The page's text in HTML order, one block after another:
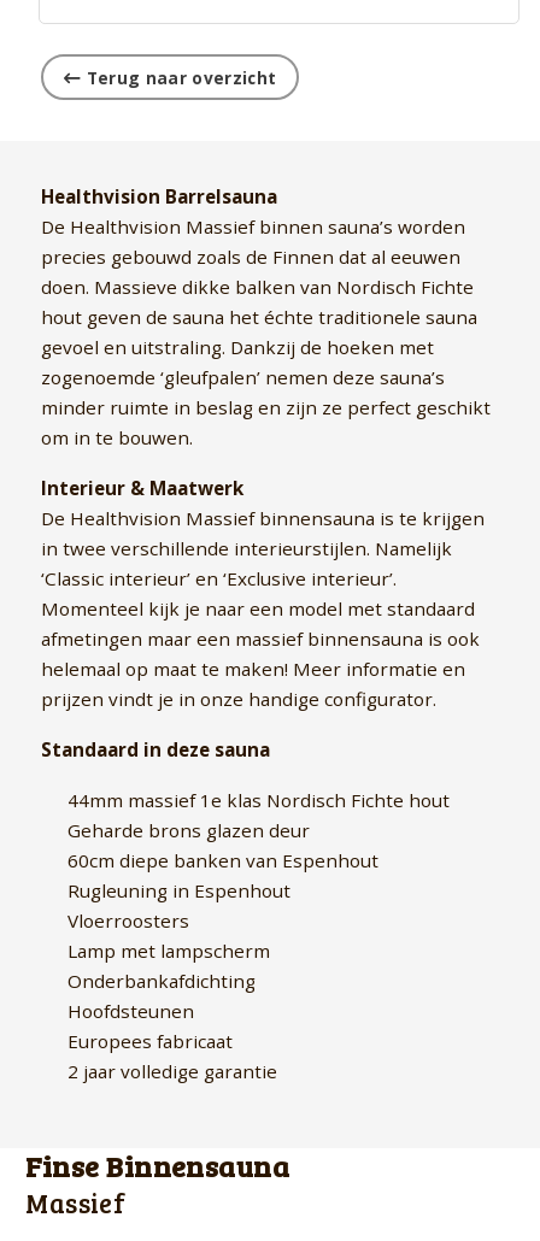
Terug naar overzicht
Healthvision Barrelsauna
De Healthvision Massief binnen sauna’s worden
precies gebouwd zoals de Finnen dat al eeuwen
doen. Massieve dikke balken van Nordisch Fichte
hout geven de sauna het échte traditionele sauna
gevoel en uitstraling. Dankzij de hoeken met
zogenoemde ‘gleufpalen’ nemen deze sauna’s
minder ruimte in beslag en zijn ze perfect geschikt
om in te bouwen.
Interieur & Maatwerk
De Healthvision Massief binnensauna is te krijgen
in twee verschillende interieurstijlen. Namelijk
‘Classic interieur’ en ‘Exclusive interieur’.
Momenteel kijk je naar een model met standaard
afmetingen maar een massief binnensauna is ook
helemaal op maat te maken! Meer informatie en
prijzen vindt je in onze handige configurator.
Standaard in deze sauna
44mm massief 1e klas Nordisch Fichte hout
Geharde brons glazen deur
60cm diepe banken van Espenhout
Rugleuning in Espenhout
Vloerroosters
Lamp met lampscherm
Onderbankafdichting
Hoofdsteunen
Europees fabricaat
2 jaar volledige garantie
Finse Binnensauna
Massief